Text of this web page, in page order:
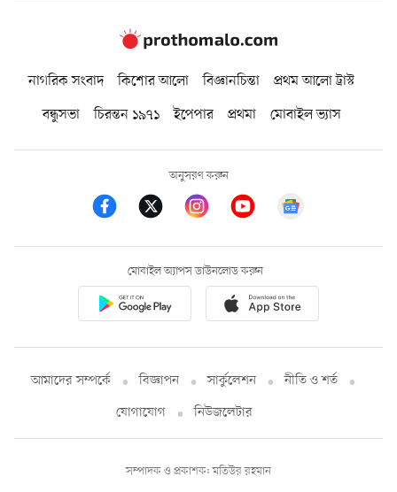
নাগরিক সংবাদ কিশোর আলো বিজ্ঞানচিন্তা
প্রথম আলো ট্রাস্ট
বন্ধুসভা
চিরন্তন ১৯৭১ ইপেপার প্রথমা মোবাইল ভ্যাস
অনুসরণ করুন
মোবাইল অ্যাপস ডাউনলোড করুন
আমাদের সম্পর্কে বিজ্ঞাপন সার্কুলেশন
নীতি ও শর্ত
যোগাযোগ
নিউজলেটার
সম্পাদক ও প্রকাশক: মতিউর রহমান